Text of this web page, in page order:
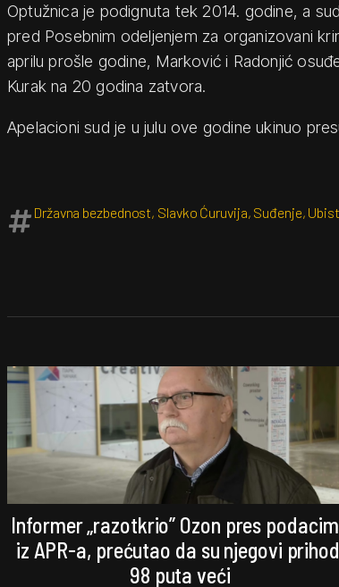
Optužnica je podignuta tek 2014. godine, a
pred Posebnim odeljenjem za organizovani
aprilu prošle godine, Marković i Radonjić
Kurak na 20 godina zatvora.
Apelacioni sud je u julu ove godine ukinuo
Državna bezbednost, Slavko Ćuruvija, Suđenje,
Informer „razotkrio” Ozon pres
iz APR-a, prećutao da su njegovi
98 puta veći